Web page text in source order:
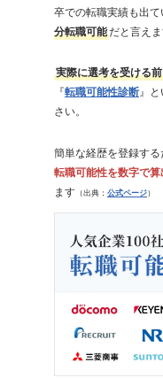
卒での転職実績も出て
分転職可能だと言えま
実際に選考を受ける
『転職可能性診断』と
さい。
簡単な経歴を登録す
転職可能性を数字で算
ます（出典： 公式ページ）